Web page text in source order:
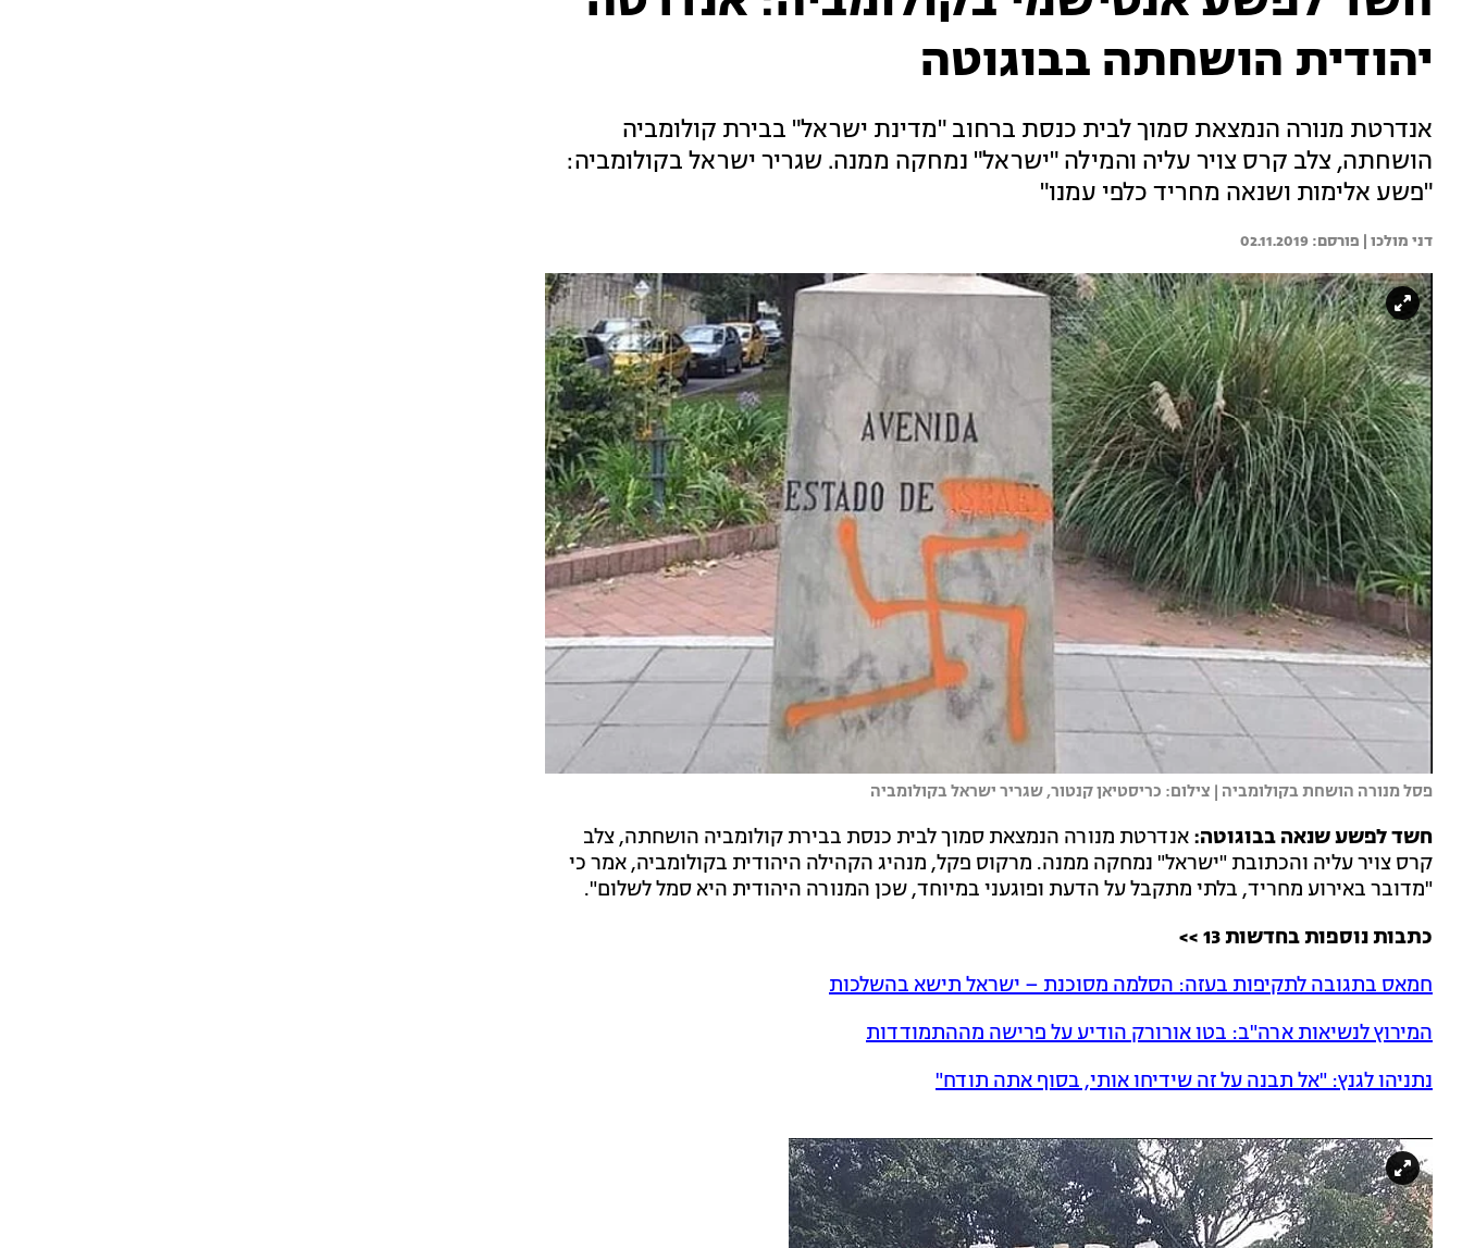
יהודית הושחתה בבוגוטה
אנדרטת מנורה הנמצאת סמוך לבית כנסת ברחוב "מדינת ישראל" בבירת קולומביה
הושחתה, צלב קרס צויר עליה והמילה "ישראל" נמחקה ממנה. שגריר ישראל בקולומביה:
"פשע אלימות ושנאה מחריד כלפי עמנו"
דני מולכו | 02.11.2019
פסל מנורה הושחת בקולומביה | צילום: כריסטיאן קנטור, שגריר ישראל בקולומביה
חשד לפשע שנאה בבוגוטה: אנדרטת מנורה הנמצאת סמוך לבית כנסת בבירת קולומביה הושחתה, צלב
קרס צויר עליה והכתובת "ישראל" נמחקה ממנה. מרקוס פקל, מנהיג הקהילה היהודית בקולומביה, אמר כי
"מדובר באירוע מחריד, בלתי מתקבל על הדעת ופוגעני במיוחד, שכן המנורה היהודית היא סמל לשלום".
כתבות נוספות בחדשות 13 >>
חמאס בתגובה לתקיפות בעזה: הסלמה מסוכנת – ישראל תישא בהשלכות
המירוץ לנשיאות ארה"ב: בטו אורורק הודיע על פרישה מההתמודדות
נתניהו לגנץ: "אל תבנה על זה שידיחו אותי, בסוף אתה תודח"